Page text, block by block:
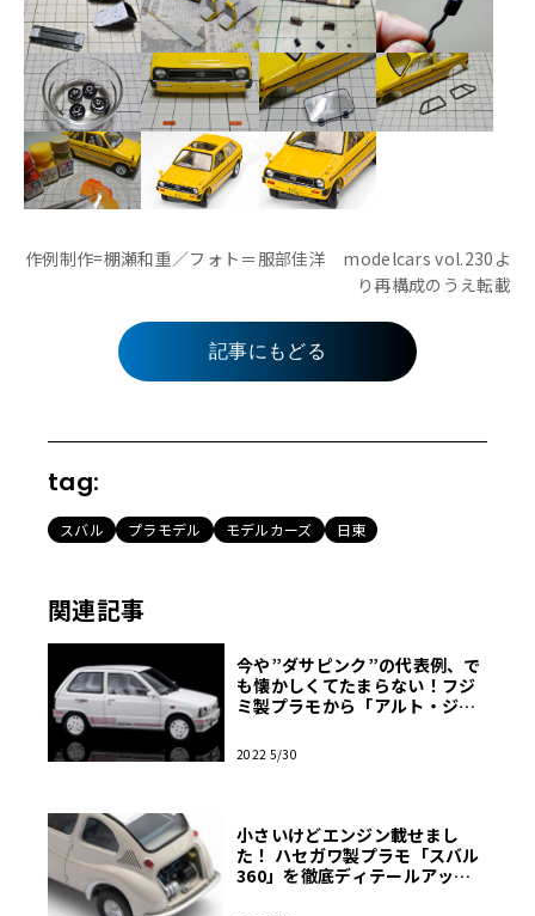
作例制作=棚瀬和重／フォト＝服部佳洋 modelcars vol.230よ
り再構成のうえ転載
記事にもどる
tag:
スバル プラモデル モデルカーズ 日東
関連記事
今や”ダサピンク”の代表例、で
も懐かしくてたまらない！フジ
ミ製プラモから「アルト・ジュ
2022 5/30
小さいけどエンジン載せまし
た！ ハセガワ製プラモ「スバル
360」を徹底ディテールアップ